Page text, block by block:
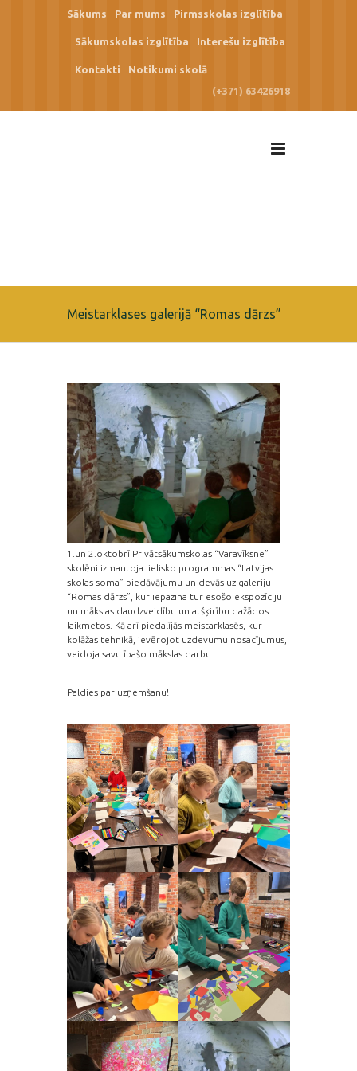
Sākums Par mums Pirmsskolas izglītība
Sākumskolas izglītība Interešu izglītība
Kontakti
Notikumi skolā
(+371) 63426918
Meistarklases galerijā “Romas dārzs”
1.un 2.oktobrī Privātsākumskolas “Varavīksne”
skolēni izmantoja lielisko programmas “Latvijas
skolas soma” piedāvājumu un devās uz galeriju
“Romas dārzs”, kur iepazina tur esošo ekspozīciju
un mākslas daudzveidību un atšķirību dažādos
laikmetos. Kā arī piedalījās meistarklasēs, kur
kolāžas tehnikā, ievērojot uzdevumu nosacījumus,
veidoja savu īpašo mākslas darbu.
Paldies par uzņemšanu!